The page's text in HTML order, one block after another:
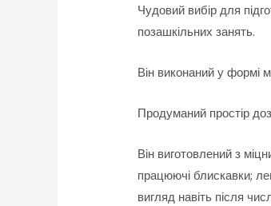
Чудовий вибір для
позашкільних занять.
Він виконаний у формі
Продуманий простір
Він виготовлений з
працюючі блискавки;
вигляд навіть після